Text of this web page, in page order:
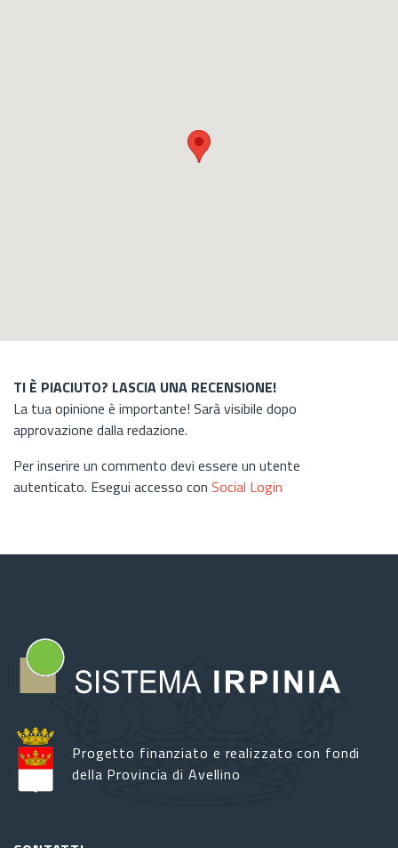
TI È PIACIUTO? LASCIA UNA RECENSIONE!
La tua opinione è importante! Sarà visibile dopo
approvazione dalla redazione.
Per inserire un commento devi essere un utente
autenticato. Esegui accesso con Social Login
Progetto finanziato e realizzato con fondi
della Provincia di Avellino